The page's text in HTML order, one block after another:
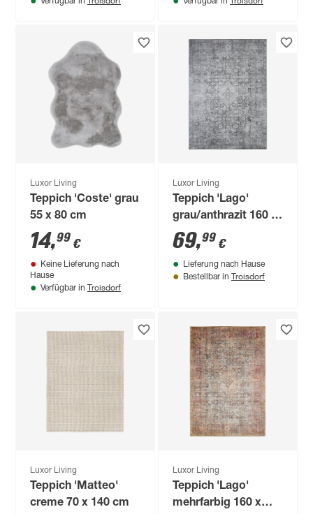
Luxor Living
Teppich 'Coste' grau
55 x 80 cm
14,99 €
Keine Lieferung nach
Hause
Verfügbar in Troisdorf
Luxor Living
Teppich 'Lago'
grau/anthrazit 160 x
230 cm
69,99 €
Lieferung nach Hause
Bestellbar in Troisdorf
Luxor Living
Teppich 'Matteo'
creme 70 x 140 cm
Luxor Living
Teppich 'Lago'
mehrfarbig 160 x